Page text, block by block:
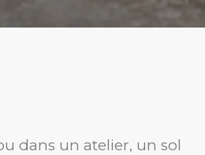
dans un atelier, un sol